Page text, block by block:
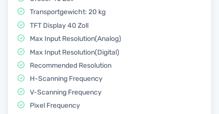
Transportgewicht: 20 kg
TFT Display 40 Zoll
Max Input Resolution(Analog)
Max Input Resolution(Digital)
Recommended Resolution
H-Scanning Frequency
V-Scanning Frequency
Pixel Frequency